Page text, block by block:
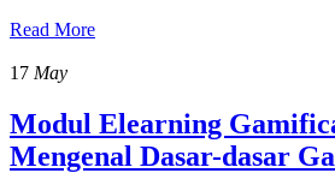
Read More
17 May
Modul Elearning
Mengenal Dasar-dasar